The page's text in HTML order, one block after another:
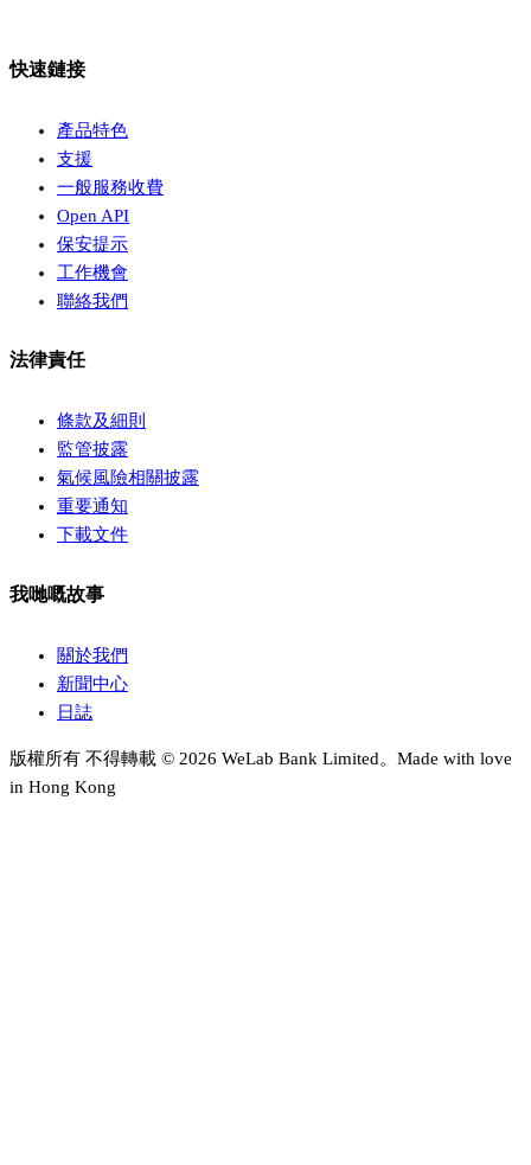
快速鏈接
產品特色
支援
一般服務收費
Open API
保安提示
工作機會
聯絡我們
法律責任
條款及細則
監管披露
氣候風險相關披露
重要通知
下載文件
我哋嘅故事
關於我們
新聞中心
日誌
版權所有 不得轉載 © 2026 WeLab Bank Limited。Made with love
in Hong Kong